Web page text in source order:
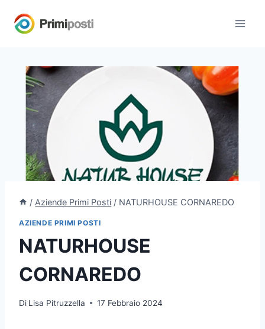
/ Aziende Primi Posti / NATURHOUSE CORNAREDO
AZIENDE PRIMI POSTI
NATURHOUSE
CORNAREDO
Di Lisa Pitruzzella 17 Febbraio 2024